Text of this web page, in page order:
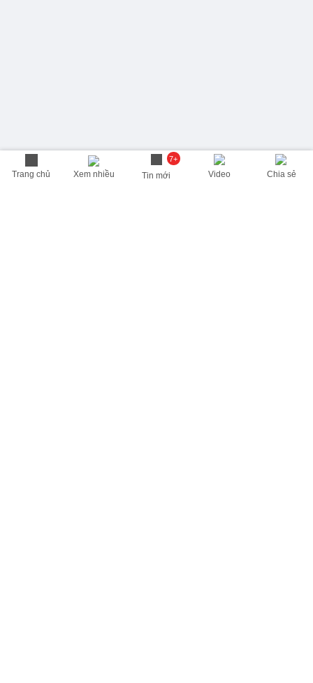
Trang chủ Xem nhiều
7+
Tin mới Video Chia sẻ